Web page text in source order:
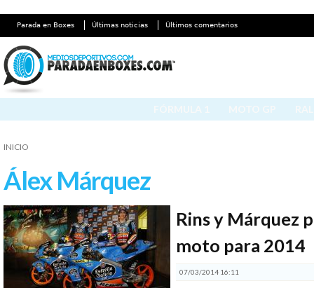
Parada en Boxes Últimas noticias Últimos comentarios
INICIO
Álex Márquez
Rins y Márquez
moto para 2014
07/03/2014 16:11